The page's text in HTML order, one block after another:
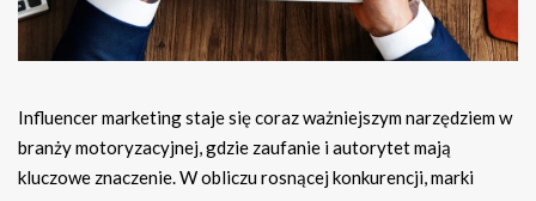
Influencer marketing staje się coraz ważniejszym narzędziem w
branży motoryzacyjnej, gdzie zaufanie i autorytet mają
kluczowe znaczenie. W obliczu rosnącej konkurencji, marki